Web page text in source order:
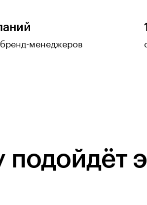
менеджеров
подойдёт